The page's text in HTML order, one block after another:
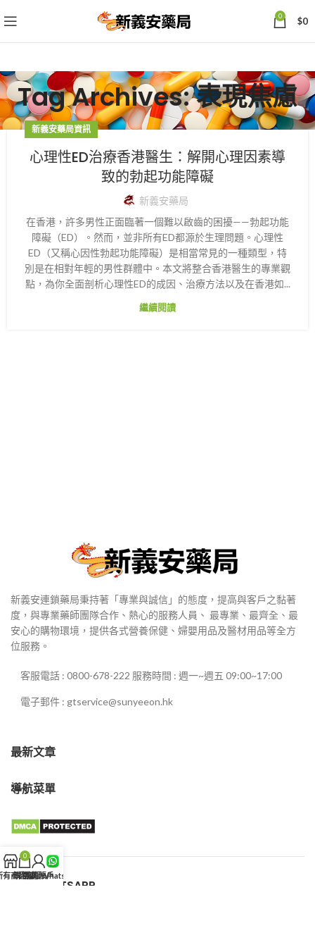
0 $0
Tag Archives: 表現焦慮
新義安藥局資訊
心理性ED治療香港醫生：解開心理因素導
致的勃起功能障礙
新義安藥局
在香港，許多男性正面臨著一個難以啟齒的困擾——勃起功能
障礙（ED）。然而，並非所有ED都源於生理問題。心理性
ED（又稱心因性勃起功能障礙）是相當常見的一種類型，特
別是在相對年輕的男性群體中。本文將整合香港醫生的專業觀
點，為你全面剖析心理性ED的成因、治療方法以及在香港如...
繼續閱讀
新義安連鎖藥局秉持著「專業與誠信」的態度，提高與客戶之黏著
度，與專業藥師團隊合作、熱心的服務人員、 最專業、最齊全、最
安心的購物環境，提供各式營養保健、婦嬰用品及醫材用品等全方
位服務。
客服電話 : 0800-678-222 服務時間 : 週一~週五 09:00~17:00
電子郵件 : gtservice@sunyeeon.hk
最新文章
導航菜單
客服WHATSAPP
有商品
0
購物車我的賬戶
客服WhatsApp